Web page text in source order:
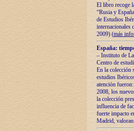
El libro recoge
“Rusia y
de Estudios
internacionales
2009) (más
España:
– Instituto de
Centro de
En la colección
estudios
atención
2008, los
la colección
influencia de
fuerte impacto
Madrid,